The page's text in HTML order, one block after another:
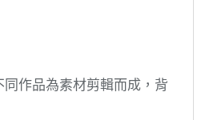
作品為素材剪輯而成，背